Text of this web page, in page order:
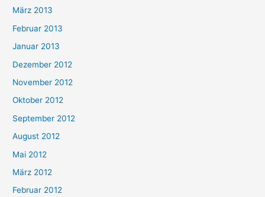
März 2013
Februar 2013
Januar 2013
Dezember 2012
November 2012
Oktober 2012
September 2012
August 2012
Mai 2012
März 2012
Februar 2012